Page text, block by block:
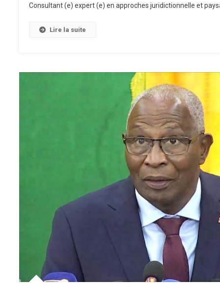
Consultant (e) expert (e) en approches juridictionnelle et
Lire la suite